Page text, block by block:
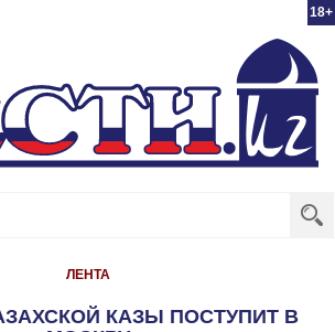
18+
ЛЕНТА
КАЗЫ ПОСТУПИТ В